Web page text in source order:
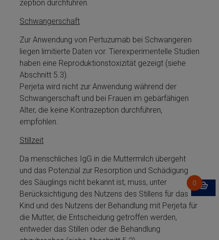
zep­ti­on durchführen.
Schwangerschaft
Zur Anwendung von Per­tu­zu­mab bei Schwangeren
liegen limitierte Daten vor. Tierexperimentelle Studien
haben eine Reproduktionstoxizität gezeigt (siehe
Abschnitt 5.3).
Perjeta­ wird nicht zur Anwendung während der
Schwangerschaft und bei Frauen im gebärfä­hi­gen
Alter, die keine Kon­tra­zep­ti­on durchführen,
empfohlen.
Stillzeit
Da menschliches IgG in die Muttermilch übergeht
und das Potenzial zur Resorption und Schädigung
des Säuglings nicht bekannt ist, muss, unter
Berücksichtigung des Nutzens des Stillens für das
Kind und des Nutzens der Be­handlung mit Perjeta­ für
die Mutter, die Entscheidung getroffen werden,
entweder das Stillen oder die Be­handlung